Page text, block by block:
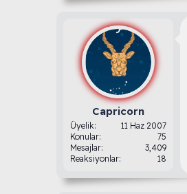
Capricorn
Üyelik
11 Haz 2007
Konular
75
Mesajlar
3,409
Reaksiyonlar
18